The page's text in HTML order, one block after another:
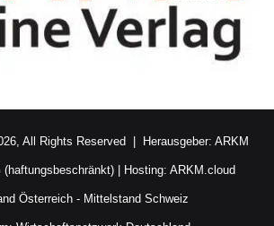
All Rights Reserved | Herausgeber: ARKM
(haftungsbeschränkt)| Hosting: ARKM.cloud
Österreich- Mittelstand Schweiz